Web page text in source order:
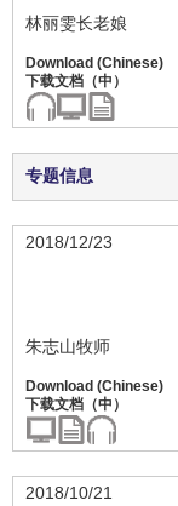
林丽雯长老娘
专题信息
2018/12/23
朱志山牧师
2018/10/21